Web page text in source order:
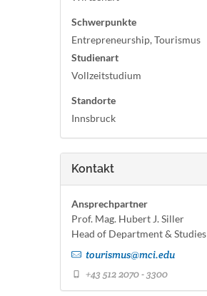
Schwerpunkte
Entrepreneurship, Tourismus
Studienart
Vollzeitstudium
Standorte
Innsbruck
Kontakt
Ansprechpartner
Prof. Mag. Hubert J. Siller
Head of Department & Studies
tourismus@mci.edu
+43 512 2070 - 3300